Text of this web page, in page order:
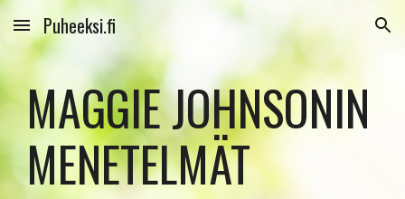
Skip to main content Skip to navigation
Puheeksi.fi
MAGGIE JOHNSONIN
MENETELMÄT